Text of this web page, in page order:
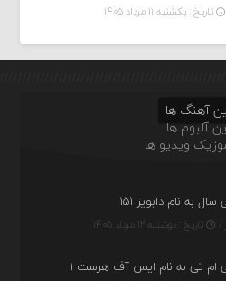
تاریخ : یکشنبه ۱۱ مرداد ۱۴۰۵
آهنگ ها
آلبوم ها
ویدیو ها
به نام دابویز ۱۵۱
تاریخ : دوشنبه ۱۲ مرداد ۱۴۰۵
ام تی به نام ایس آف هرست ۱